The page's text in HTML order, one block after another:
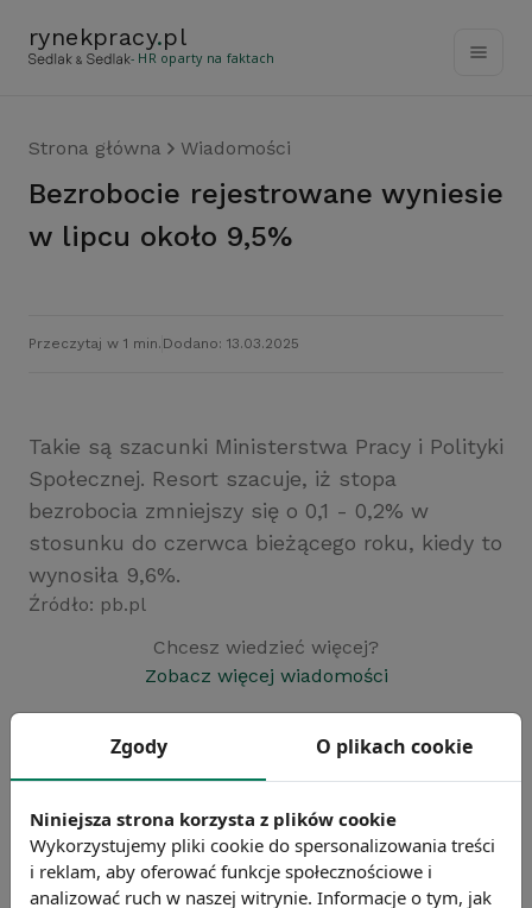
rynekpracy.pl
- HR oparty na faktach
Strona główna Wiadomości
Bezrobocie rejestrowane wyniesie
w lipcu około 9,5%
Przeczytaj w 1 min. Dodano: 13.03.2025
Takie są szacunki Ministerstwa Pracy i Polityki
Społecznej. Resort szacuje, iż stopa
bezrobocia zmniejszy się o 0,1 - 0,2% w
stosunku do czerwca bieżącego roku, kiedy to
wynosiła 9,6%.
Źródło: pb.pl
Chcesz wiedzieć więcej?
Zobacz więcej wiadomości
Zgody O plikach cookie
Niniejsza strona korzysta z plików cookie
Wykorzystujemy pliki cookie do spersonalizowania treści
i reklam, aby oferować funkcje społecznościowe i
analizować ruch w naszej witrynie. Informacje o tym, jak